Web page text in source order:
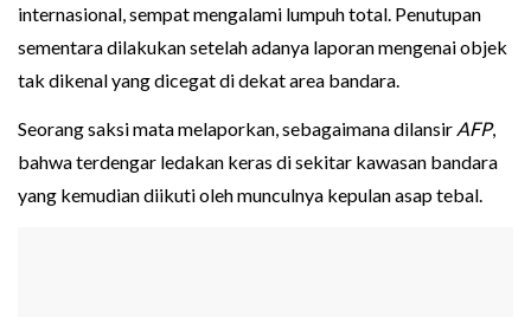
internasional, sempat mengalami lumpuh total. Penutupan
sementara dilakukan setelah adanya laporan mengenai objek
tak dikenal yang dicegat di dekat area bandara.
Seorang saksi mata melaporkan, sebagaimana dilansir AFP,
bahwa terdengar ledakan keras di sekitar kawasan bandara
yang kemudian diikuti oleh munculnya kepulan asap tebal.